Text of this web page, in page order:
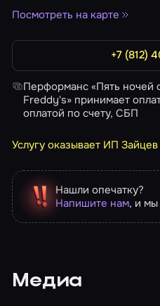
Посмотреть на карте
+7 (812)
Перформанс «Пять
Freddy's» принимает
оплатой по счету, СБП
Услугу оказывает ИП
Нашли опечатку?
Напишите нам, и мы
Медиа